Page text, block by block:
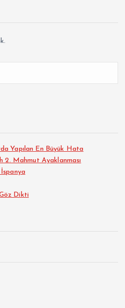
a
s
ı
Yapılan En Büyük Hata
2. Mahmut Ayaklanması
Dikti